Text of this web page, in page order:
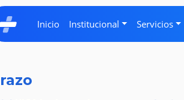
Inicio Institucional Servicios